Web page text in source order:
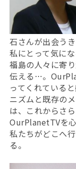
石さんが出会う
私にとって気に
福島の人々に寄
伝える…。
ってくれている
ニズムと既存の
は、これからさ
OurPlanetTVを
私たちがどこへ
る。